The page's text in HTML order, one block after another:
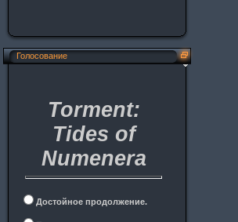
Голосование
Torment:
Tides of
Numenera
Достойное продолжение.